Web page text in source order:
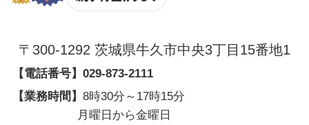
〒300-1292 茨城県牛久市中央3丁目15番地1
【電話番号】 029-873-2111
【業務時間】 8時30分～17時15分
月曜日から金曜日